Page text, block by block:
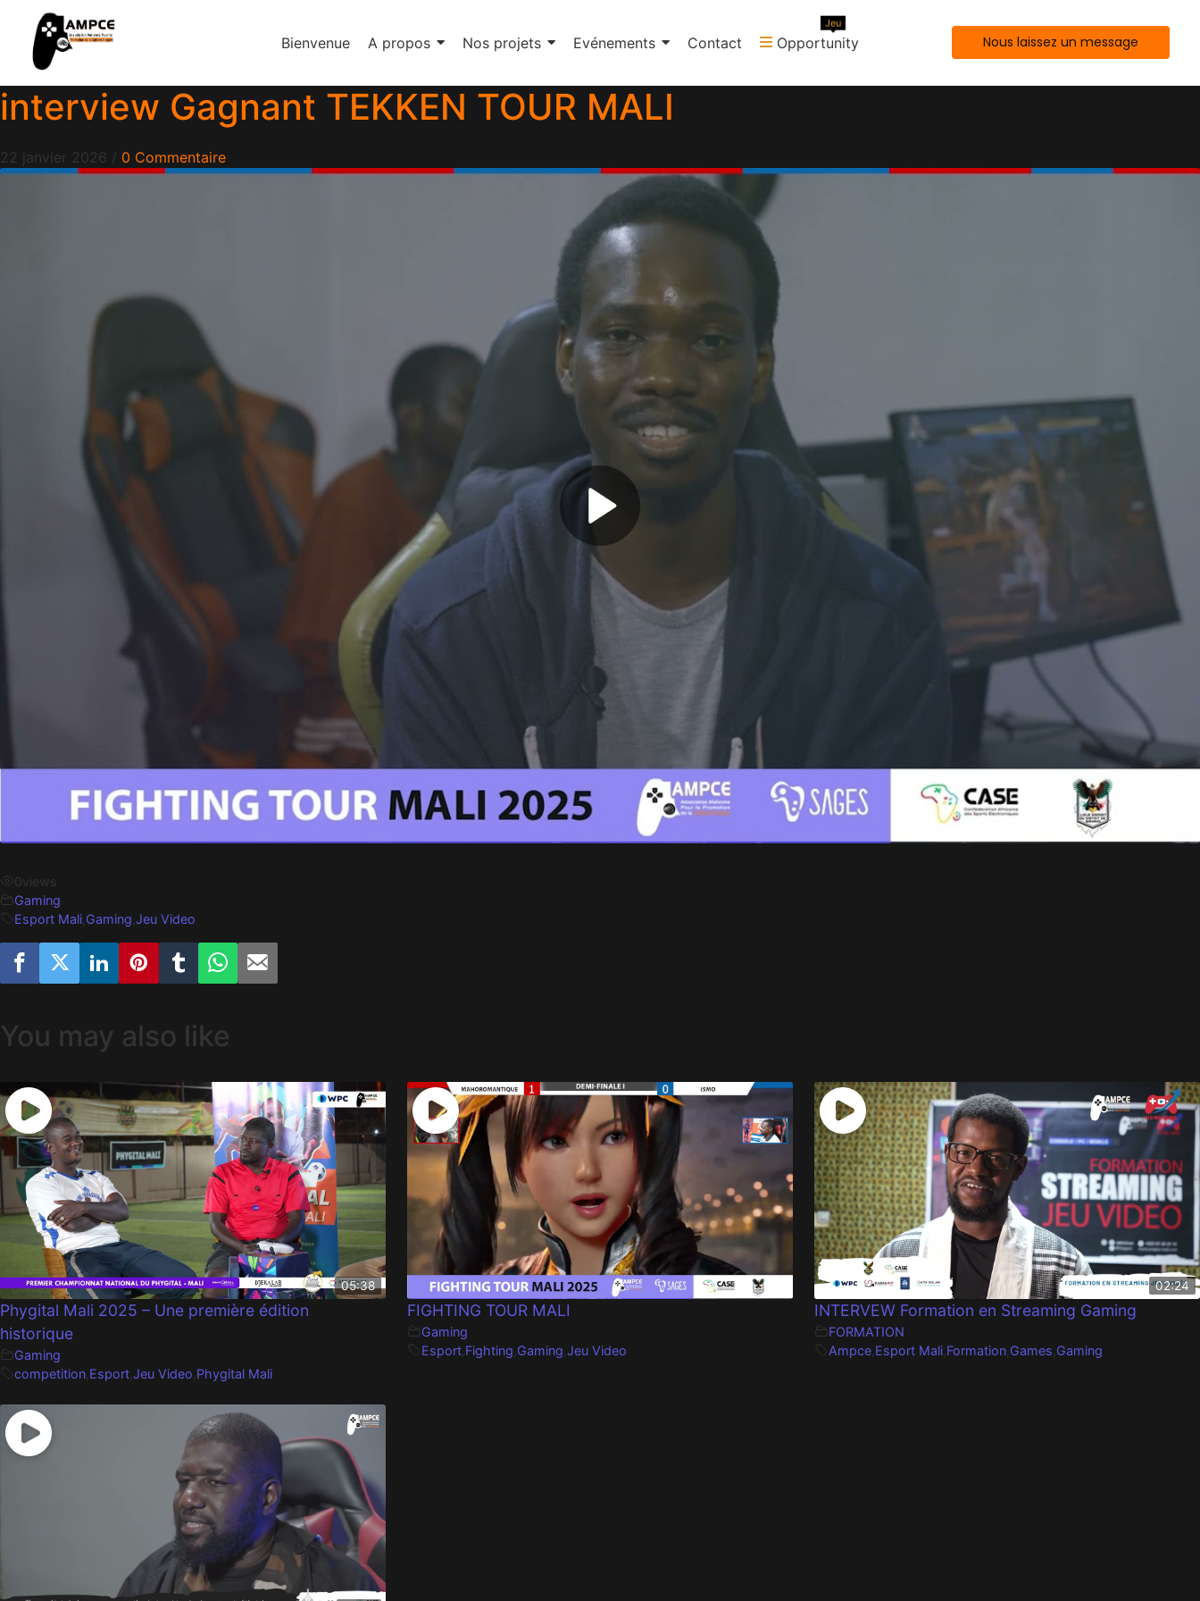
Bienvenue A propos Nos projets Evénements Contact Opportunity
Jeu
Nous laissez un message
interview Gagnant TEKKEN TOUR MALI
22 janvier 2026 / 0 Commentaire
0views
Gaming
Esport Mali Gaming Jeu Video
You may also like
05:38
Phygital Mali 2025 – Une première édition
historique
Gaming
competition Esport Jeu Video Phygital Mali
FIGHTING TOUR MALI
Gaming
Esport, Fighting Gaming Jeu Video
02:24
INTERVEW Formation en Streaming Gaming
FORMATION
Ampce, Esport Mali, Formation, Games Gaming